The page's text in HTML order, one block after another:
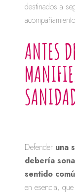
destinados a
ANTES
Defender una
debería
sentido
en esencia,